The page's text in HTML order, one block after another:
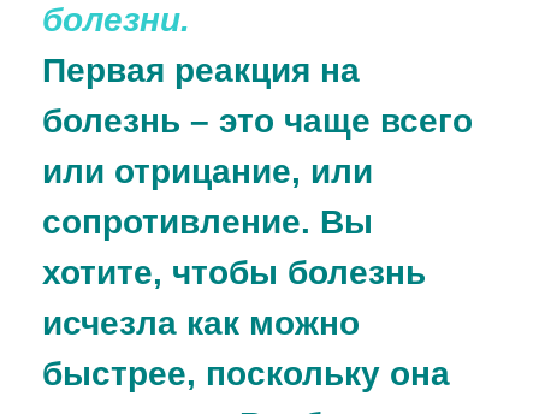
болезни.
Первая реакция на
болезнь – это чаще всего
или отрицание, или
сопротивление. Вы
хотите, чтобы болезнь
исчезла как можно
быстрее, поскольку она